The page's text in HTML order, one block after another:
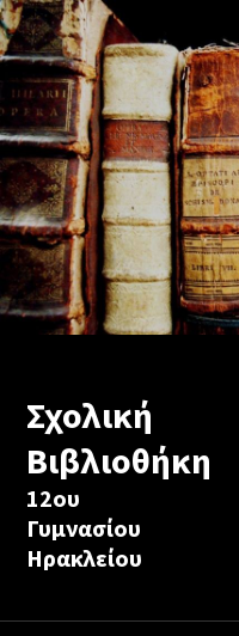
Σχολική
Βιβλιοθήκη
12ου
Γυμνασίου
Ηρακλείου